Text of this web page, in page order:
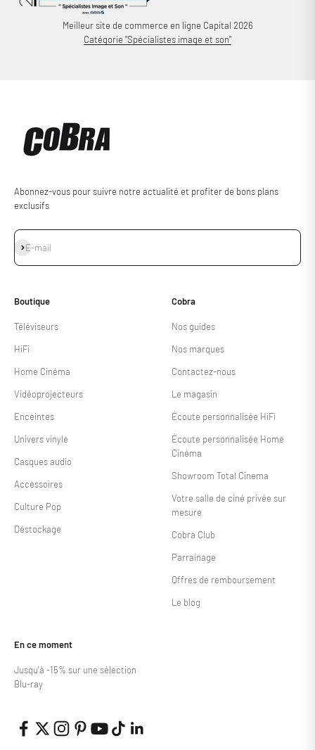
Meilleur site de commerce en ligne Capital 2026
Catégorie "Spécialistes image et son"
Abonnez-vous pour suivre notre actualité et profiter de bons plans
exclusifs
E-mail
S'inscrire
Boutique
Téléviseurs
HiFi
Home Cinéma
Vidéoprojecteurs
Enceintes
Univers vinyle
Casques audio
Accessoires
Culture Pop
Déstockage
Cobra
Nos guides
Nos marques
Contactez-nous
Le magasin
Écoute personnalisée HiFi
Écoute personnalisée Home
Cinéma
Showroom Total Cinema
Votre salle de ciné privée sur
mesure
Cobra Club
Parrainage
Offres de remboursement
Le blog
En ce moment
Jusqu'à -15% sur une sélection
Blu-ray